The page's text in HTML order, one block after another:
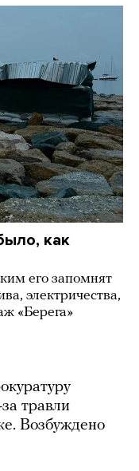
как
его запомнят
электричества,
«Берега»
травли
Возбуждено